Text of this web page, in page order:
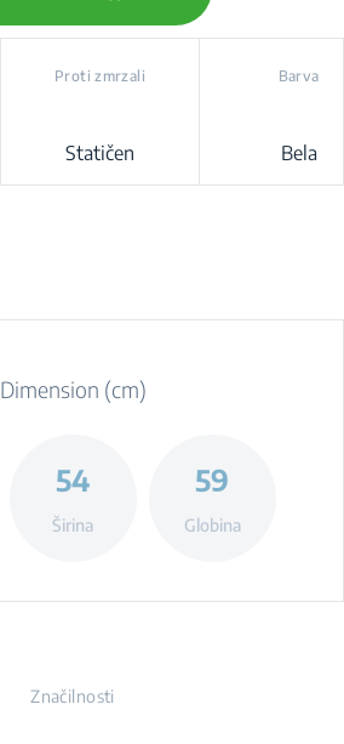
Proti zmrzali
Statičen
Barva
Bela
Dimension (cm)
54
Širina
59
Globina
Značilnosti